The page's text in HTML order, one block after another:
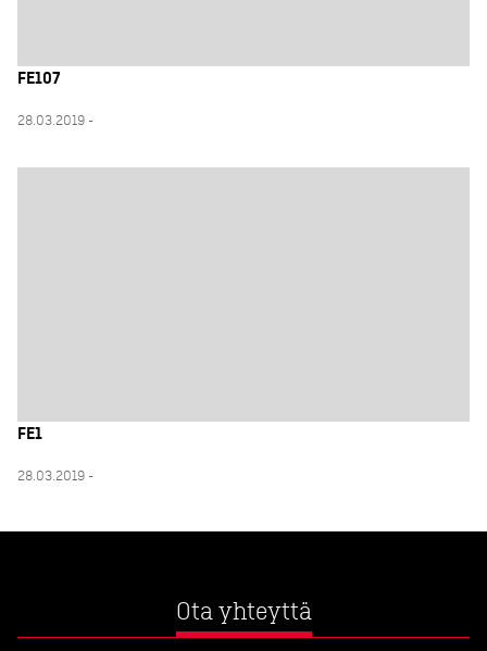
FE107
28.03.2019 -
FE1
28.03.2019 -
Ota yhteyttä